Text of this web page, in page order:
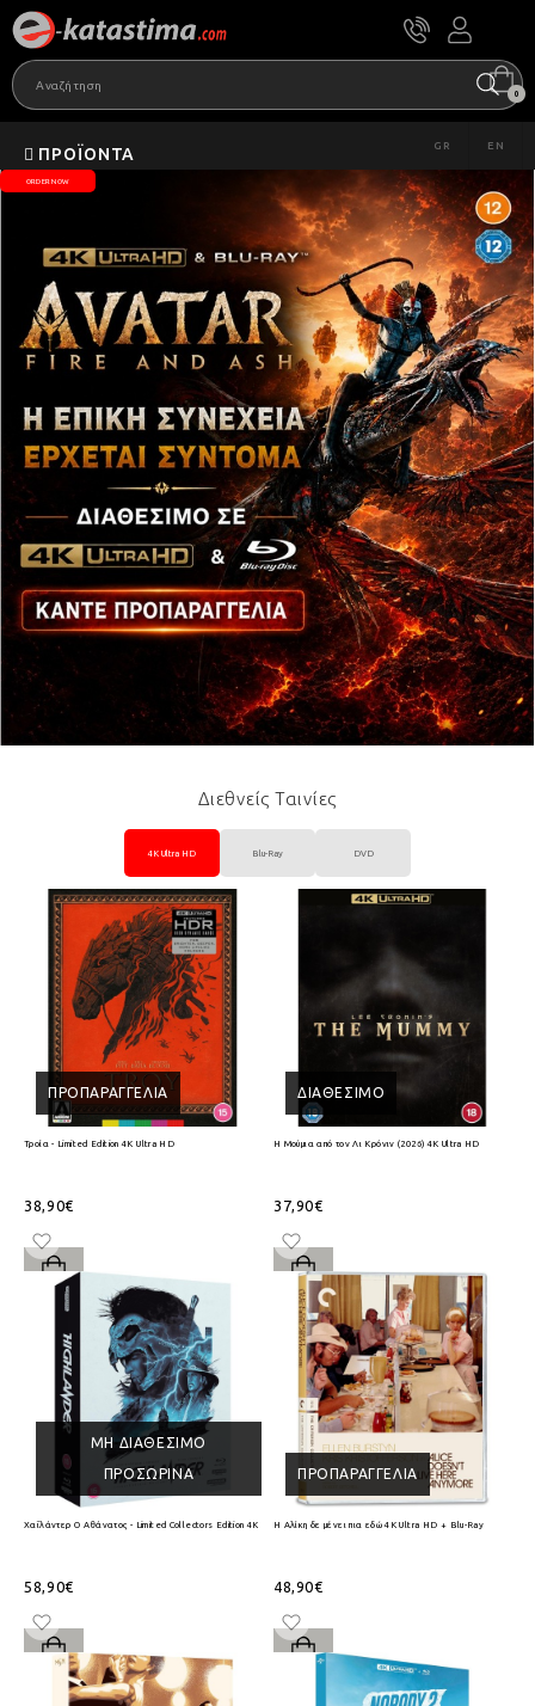
0
ΠΡΟΪΌΝΤΑ GR EN
ORDER NOW
Διεθνείς Ταινίες
4K Ultra HD Blu-Ray DVD
ΠΡΟΠΑΡΑΓΓΕΛΊΑ
Τροία - Limited Edition 4K Ultra HD
38,90€
ΔΙΑΘΈΣΙΜΟ
Η Μούμια από τον Λι Κρόνιν (2026) 4K Ultra HD
37,90€
ΜΗ ΔΙΑΘΈΣΙΜΟ
ΠΡΟΣΩΡΙΝΆ
Χαϊλάντερ Ο Αθάνατος - Limited Collectors Edition 4K Ultra HD + Blu-Ray
58,90€
ΠΡΟΠΑΡΑΓΓΕΛΊΑ
Η Αλίκη δε μένει πια εδώ 4K Ultra HD + Blu-Ray
48,90€